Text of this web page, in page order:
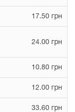
17.50 грн
24.00 грн
10.80 грн
12.00 грн
33.60 грн